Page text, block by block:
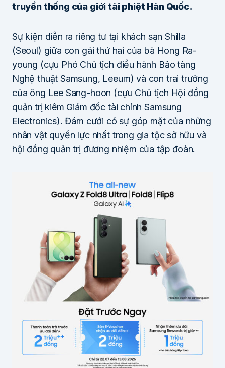
truyền thống của giới tài phiệt Hàn Quốc.
Sự kiện diễn ra riêng tư tại khách sạn Shilla
(Seoul) giữa con gái thứ hai của bà Hong Ra-
young (cựu Phó Chủ tịch điều hành Bảo tàng
Nghệ thuật Samsung, Leeum) và con trai trưởng
của ông Lee Sang-hoon (cựu Chủ tịch Hội đồng
quản trị kiêm Giám đốc tài chính Samsung
Electronics). Đám cưới có sự góp mặt của những
nhân vật quyền lực nhất trong gia tộc sở hữu và
hội đồng quản trị đương nhiệm của tập đoàn.